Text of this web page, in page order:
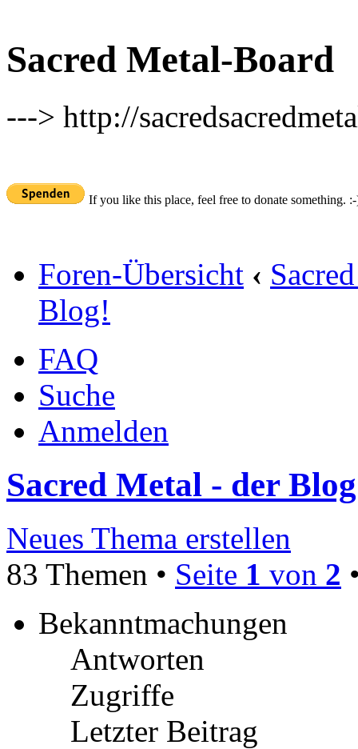
Sacred Metal-Board
---> http://
If you like this place, feel free to donate something.
Foren-Übersicht ‹
Blog!
FAQ
Suche
Anmelden
Sacred Metal - der
Neues Thema erstellen
83 Themen • Seite 1 von 2
Bekanntmachungen
Antworten
Zugriffe
Letzter Beitrag